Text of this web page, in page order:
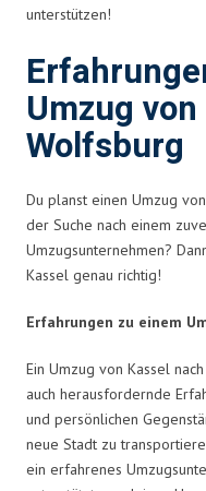
unterstützen!
Umzug
Wolfsburg
Du planst einen Umzug
der Suche nach einem
Umzugsunternehmen?
Kassel genau richtig!
Erfahrungen zu einem
Ein Umzug von Kassel
auch herausfordernde
und persönlichen
neue Stadt zu
ein erfahrenes